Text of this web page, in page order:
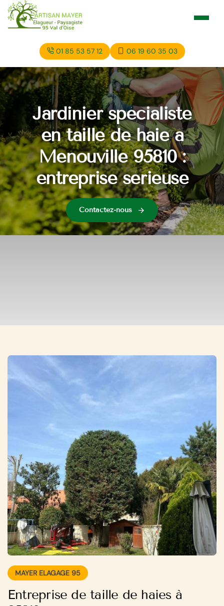
01 85 53 57 12 06 19 60 35 03
Jardinier spécialiste
en taille de haie à
Menouville 95810 :
entreprise sérieuse
Contactez-nous
MAYER ELAGAGE 95
Entreprise de taille de haies à